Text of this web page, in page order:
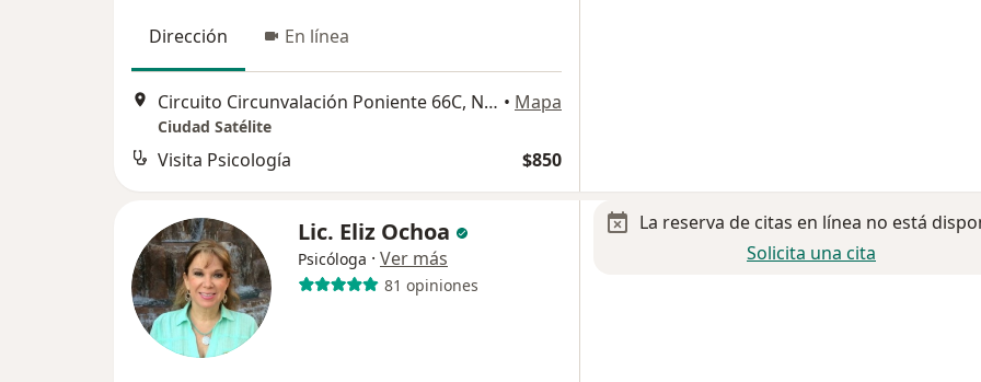
Dirección En línea
Circuito Circunvalación Poniente 66C, Naucalpan de Juárez • Mapa
Ciudad Satélite
Visita Psicología $850
Lic. Eliz Ochoa
Psicóloga · Ver más
81 opiniones
La reserva de citas en línea no está
Solicita una cita